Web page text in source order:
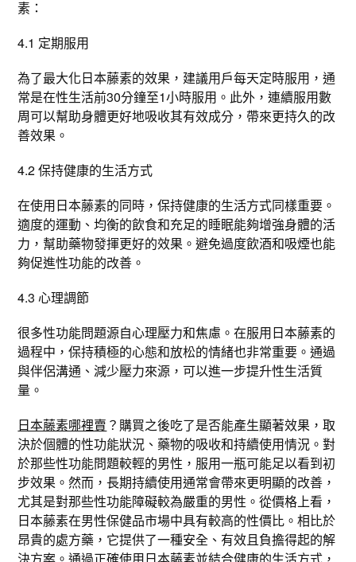
素：
4.1 定期服用
為了最大化日本藤素的效果，建議用戶每天定時服用，通
常是在性生活前30分鐘至1小時服用。此外，連續服用數
周可以幫助身體更好地吸收其有效成分，帶來更持久的改
善效果。
4.2 保持健康的生活方式
在使用日本藤素的同時，保持健康的生活方式同樣重要。
適度的運動、均衡的飲食和充足的睡眠能夠增強身體的活
力，幫助藥物發揮更好的效果。避免過度飲酒和吸煙也能
夠促進性功能的改善。
4.3 心理調節
很多性功能問題源自心理壓力和焦慮。在服用日本藤素的
過程中，保持積極的心態和放松的情緒也非常重要。通過
與伴侶溝通、減少壓力來源，可以進一步提升性生活質
量。
日本藤素哪裡賣 ？購買之後吃了是否能產生顯著效果，取
決於個體的性功能狀況、藥物的吸收和持續使用情況。對
於那些性功能問題較輕的男性，服用一瓶可能足以看到初
步效果。然而，長期持續使用通常會帶來更明顯的改善，
尤其是對那些性功能障礙較為嚴重的男性。從價格上看，
日本藤素在男性保健品市場中具有較高的性價比。相比於
昂貴的處方藥，它提供了一種安全、有效且負擔得起的解